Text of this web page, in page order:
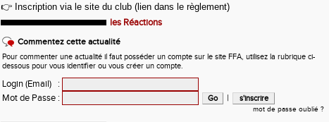
👉 Inscription via le site du club (lien dans le règlement)
les Réactions
Commentez cette actualité
Pour commenter une actualité il faut posséder un compte sur le site FFA, utilisez la rubrique ci-
dessous pour vous identifier ou vous créer un compte.
Login (Email)
:
Mot de Passe : |
mot de passe oublié ?